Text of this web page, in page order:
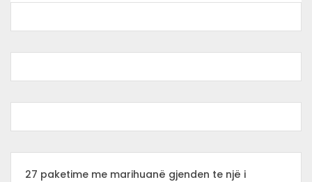
27 paketime me marihuanë gjenden te një i